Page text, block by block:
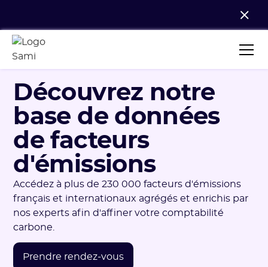
Découvrez notre
base de données
de facteurs
d'émissions
Accédez à plus de 230 000 facteurs d'émissions
français et internationaux agrégés et enrichis par
nos experts afin d'affiner votre comptabilité
carbone.
Prendre rendez-vous